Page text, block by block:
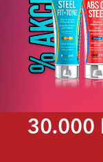
30.000